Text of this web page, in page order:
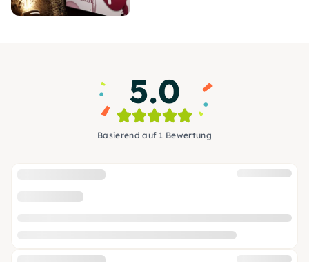
5.0
Basierend auf 1 Bewertung